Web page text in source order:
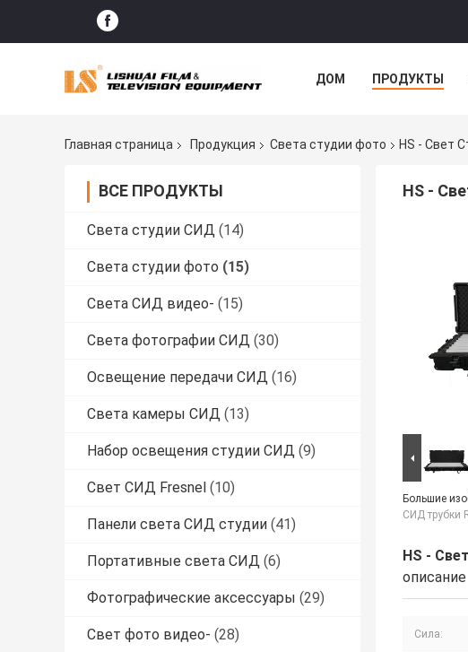
ДОМ ПРОДУКТЫ
Главная страница
Продукция Света студии фото HS - Свет
ВСЕ ПРОДУКТЫ
Света студии СИД (14)
Света студии фото (15)
Света СИД видео- (15)
Света фотографии СИД (30)
Освещение передачи СИД (16)
Света камеры СИД (13)
Набор освещения студии СИД (9)
Свет СИД Fresnel (10)
Панели света СИД студии (41)
Портативные света СИД (6)
Фотографические аксессуары (29)
Свет фото видео- (28)
HS -
Большие
СИД трубки
HS -
описание
Сила: